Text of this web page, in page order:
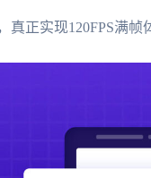
真正实现120FPS满帧